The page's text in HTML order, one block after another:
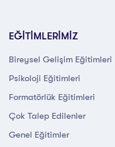
EĞİTİMLERİMİZ
Bireysel Gelişim Eğitimleri
Psikoloji Eğitimleri
Formatörlük Eğitimleri
Çok Talep Edilenler
Genel Eğitimler